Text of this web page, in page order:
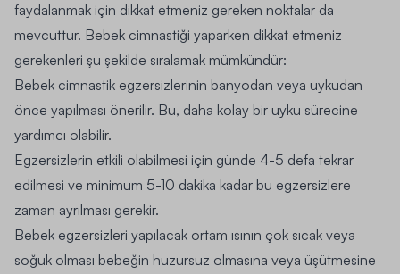
faydalanmak için dikkat etmeniz gereken noktalar da
mevcuttur. Bebek cimnastiği yaparken dikkat etmeniz
gerekenleri şu şekilde sıralamak mümkündür:
Bebek cimnastik egzersizlerinin banyodan veya uykudan
önce yapılması önerilir. Bu, daha kolay bir uyku sürecine
yardımcı olabilir.
Egzersizlerin etkili olabilmesi için günde 4-5 defa tekrar
edilmesi ve minimum 5-10 dakika kadar bu egzersizlere
zaman ayrılması gerekir.
Bebek egzersizleri yapılacak ortam ısının çok sıcak veya
soğuk olması bebeğin huzursuz olmasına veya üşütmesine